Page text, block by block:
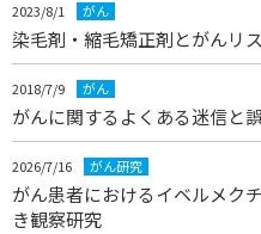
2023/8/1 がん
染毛剤・縮毛矯正剤とがんリ
2018/7/9 がん
がんに関するよくある迷信と
2026/7/16 がん研究
がん患者におけるイベルメク
き観察研究